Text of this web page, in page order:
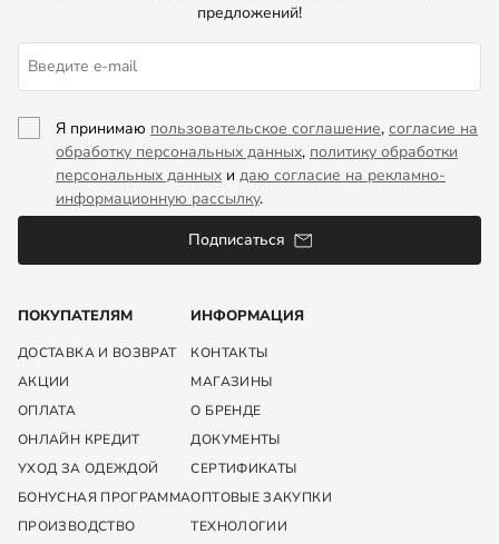
ПОКУПАТЕЛЯМ
ДОСТАВКА И ВОЗВРАТ
АКЦИИ
ОПЛАТА
ОНЛАЙН КРЕДИТ
УХОД ЗА ОДЕЖДОЙ
БОНУСНАЯ ПРОГРАММА
ПРОИЗВОДСТВО
ИНФОРМАЦИЯ
КОНТАКТЫ
МАГАЗИНЫ
О БРЕНДЕ
ДОКУМЕНТЫ
СЕРТИФИКАТЫ
ОПТОВЫЕ ЗАКУПКИ
ТЕХНОЛОГИИ
предложений!
Я принимаю пользовательское соглашение, согласие на
обработку персональных данных, политику обработки
персональных данных и даю согласие на рекламно-
информационную рассылку.
Подписаться